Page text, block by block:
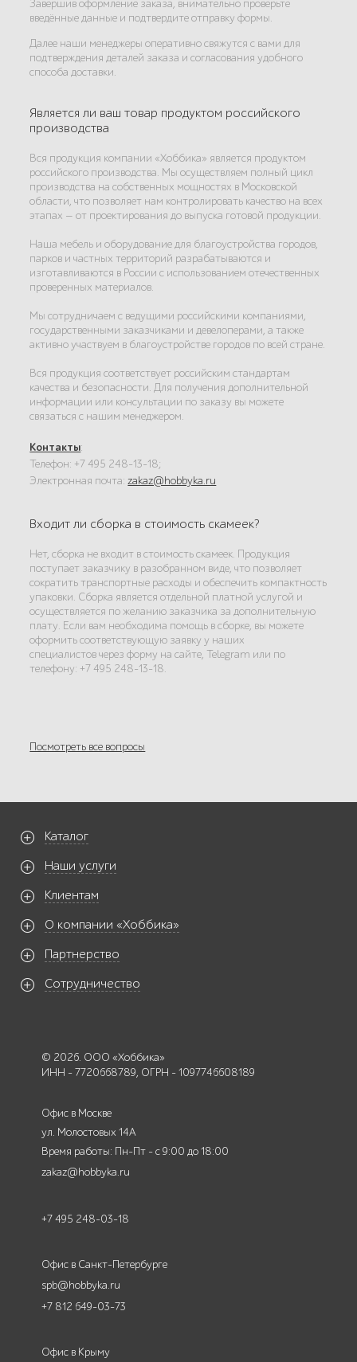
Завершив оформление заказа, внимательно проверьте
введённые данные и подтвердите отправку формы.
Далее наши менеджеры оперативно свяжутся с вами для
подтверждения деталей заказа и согласования удобного
способа доставки.
Является ли ваш товар продуктом российского
производства
Вся продукция компании «Хоббика» является продуктом
российского производства. Мы осуществляем полный цикл
производства на собственных мощностях в Московской
области, что позволяет нам контролировать качество на всех
этапах — от проектирования до выпуска готовой продукции.
Наша мебель и оборудование для благоустройства городов,
парков и частных территорий разрабатываются и
изготавливаются в России с использованием отечественных
проверенных материалов.
Мы сотрудничаем с ведущими российскими компаниями,
государственными заказчиками и девелоперами, а также
активно участвуем в благоустройстве городов по всей стране.
Вся продукция соответствует российским стандартам
качества и безопасности. Для получения дополнительной
информации или консультации по заказу вы можете
связаться с нашим менеджером.
Контакты:
Телефон: +7 495 248-13-18;
Электронная почта:zakaz@hobbyka.ru
Входит ли сборка в стоимость скамеек?
Нет, сборка не входит в стоимость скамеек. Продукция
поступает заказчику в разобранном виде, что позволяет
сократить транспортные расходы и обеспечить компактность
упаковки. Сборка является отдельной платной услугой и
осуществляется по желанию заказчика за дополнительную
плату. Если вам необходима помощь в сборке, вы можете
оформить соответствующую заявку у наших
специалистов через форму на сайте, Telegram или по
телефону: +7 495 248-13-18.
Посмотреть все вопросы
Каталог
Наши услуги
Клиентам
О компании «Хоббика»
Партнерство
Сотрудничество
© 2026. ООО «Хоббика»
ИНН - 7720668789, ОГРН - 1097746608189
Офис в Москве
ул. Молостовых 14А
Время работы: Пн-Пт - с 9:00 до 18:00
zakaz@hobbyka.ru
+7 495 248-03-18
Офис в Санкт-Петербурге
spb@hobbyka.ru
+7 812 649-03-73
Офис в Крыму